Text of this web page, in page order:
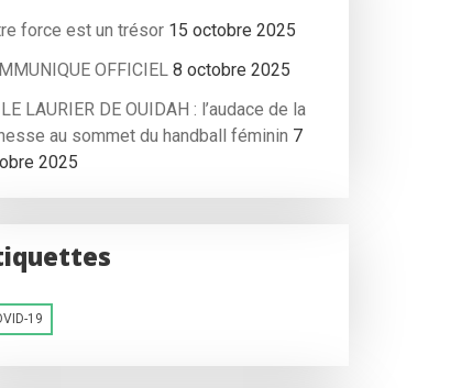
force est un trésor 15 octobre 2025
OFFICIEL 8 octobre 2025
LAURIER DE OUIDAH : l’audace de la
au sommet du handball féminin 7
2025
19